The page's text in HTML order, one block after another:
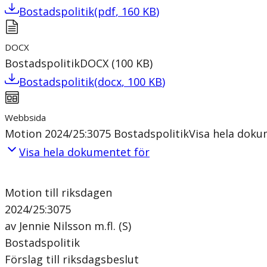
Bostadspolitik(pdf, 160 KB)
DOCX
BostadspolitikDOCX (100 KB)
Bostadspolitik(docx, 100 KB)
Webbsida
Motion 2024/25:3075 BostadspolitikVisa hela
Visa hela dokumentet för
Motion till riksdagen
2024/25:3075
av Jennie Nilsson m.fl. (S)
Bostadspolitik
Förslag till riksdagsbeslut